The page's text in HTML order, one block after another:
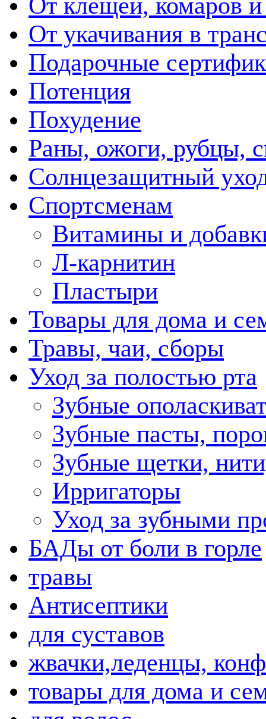
От клещей, комаров
От укачивания в
Подарочные
Потенция
Похудение
Раны, ожоги, рубцы,
Солнцезащитный
Спортсменам
Витамины и
Л-карнитин
Пластыри
Товары для дома и
Травы, чаи, сборы
Уход за полостью рта
Зубные
Зубные пасты,
Зубные щетки,
Ирригаторы
Уход за зубными
БАДы от боли в горле
травы
Антисептики
для суставов
жвачки,леденцы,
товары для дома и